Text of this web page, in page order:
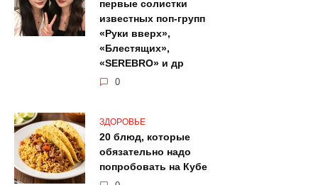
первые солистки
известных поп-групп
«Руки вверх»,
«Блестящих»,
«SEREBRO» и др
0
ЗДОРОВЬЕ
20 блюд, которые
обязательно надо
попробовать на Кубе